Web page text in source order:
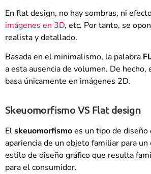
En flat design, no hay sombras, ni
imágenes en 3D, etc. Por tanto, se
realista y detallado.
Basada en el minimalismo, la palabra
a esta ausencia de volumen. De hecho,
basa únicamente en imágenes 2D.
Skeuomorfismo VS Flat design
Elskeuomorfismoes un tipo de
apariencia de un objeto familiar para
estilo de diseño gráfico que resulta
para el consumidor.